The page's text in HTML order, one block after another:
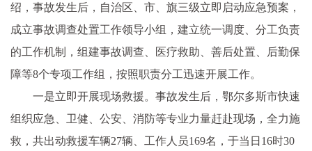
绍，事故发生后，自治区、市、旗三级立即启动应急预案，
成立事故调查处置工作领导小组，建立统一调度、分工负责
的工作机制，组建事故调查、医疗救助、善后处置、后勤保
障等8个专项工作组，按照职责分工迅速开展工作。
一是立即开展现场救援。事故发生后，鄂尔多斯市快速
组织应急、卫健、公安、消防等专业力量赶赴现场，全力施
救，共出动救援车辆27辆、工作人员169名，于当日16时30